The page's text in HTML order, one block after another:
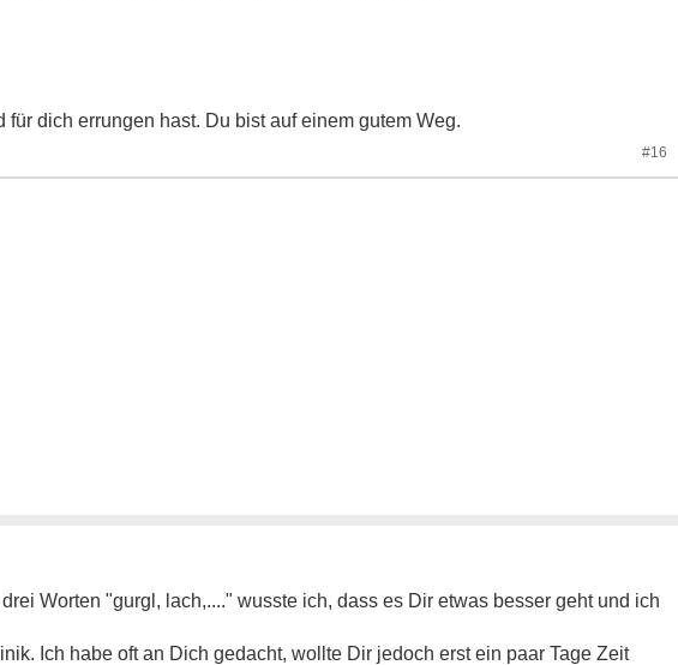
dich errungen hast. Du bist auf einem gutem Weg.
#16
Worten "gurgl, lach,...." wusste ich, dass es Dir etwas besser geht und ich
Ich habe oft an Dich gedacht, wollte Dir jedoch erst ein paar Tage Zeit